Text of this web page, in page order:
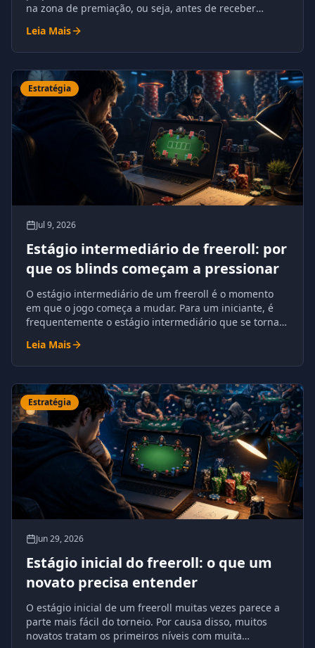
na zona de premiação, ou seja, antes de receber
Leia Mais
Estratégia
Jul 9, 2026
Estágio intermediário de freeroll: por
que os blinds começam a pressionar
O estágio intermediário de um freeroll é o momento
em que o jogo começa a mudar. Para um iniciante, é
frequentemente o estágio intermediário que se torna o
Leia Mais
Estratégia
Jun 29, 2026
Estágio inicial do freeroll: o que um
novato precisa entender
O estágio inicial de um freeroll muitas vezes parece a
parte mais fácil do torneio. Por causa disso, muitos
novatos tratam os primeiros níveis com muita